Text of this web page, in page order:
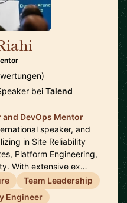
bei Talend
DevOps Mentor
speaker, and
in Site Reliability
Platform Engineering,
With extensive ex…
Team Leadership
Engineer